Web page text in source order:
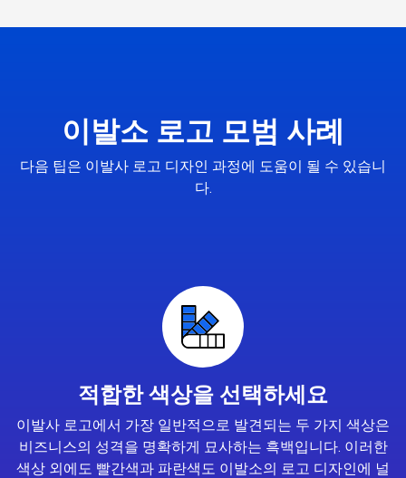
이발소 로고 모범 사례
다음 팁은 이발사 로고 디자인 과정에 도움이 될 수 있습니
다.
적합한 색상을 선택하세요
이발사 로고에서 가장 일반적으로 발견되는 두 가지 색상은
비즈니스의 성격을 명확하게 묘사하는 흑백입니다. 이러한
색상 외에도 빨간색과 파란색도 이발소의 로고 디자인에 널